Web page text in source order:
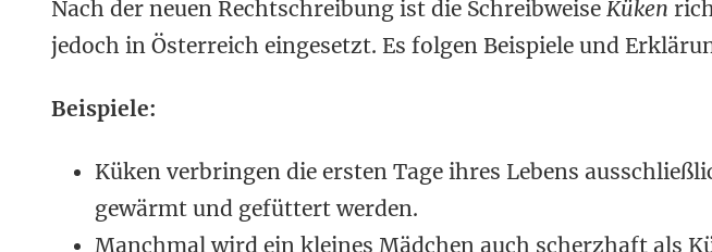
Nach der neuen Rechtschreibung ist die Schreibweise Küken
jedoch in Österreich eingesetzt. Es folgen Beispiele und
Beispiele:
Küken verbringen die ersten Tage ihres Lebens
gewärmt und gefüttert werden.
Manchmal wird ein kleines Mädchen auch scherzhaft als